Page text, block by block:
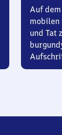
Auf
und Tat